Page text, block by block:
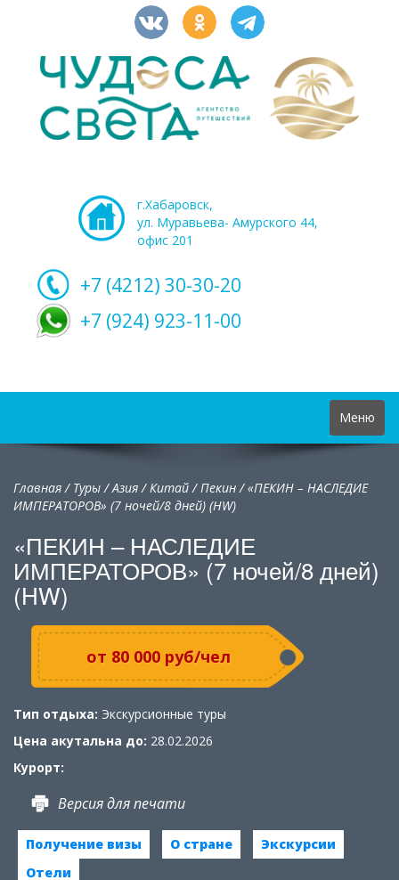
г.Хабаровск,
ул. Муравьева- Амурского 44,
офис 201
+7 (4212) 30-30-20
+7 (924) 923-11-00
Toggle
navigation
Меню
Главная/ Туры/Азия/Китай/Пекин / «ПЕКИН – НАСЛЕДИЕ
ИМПЕРАТОРОВ» (7 ночей/8 дней) (HW)
«ПЕКИН – НАСЛЕДИЕ
ИМПЕРАТОРОВ» (7 ночей/8 дней)
(HW)
от 80 000 руб/чел
Тип отдыха: Экскурсионные туры
Цена акутальна до: 28.02.2026
Курорт:
Версия для печати
Получение визы О стране
Экскурсии
Отели